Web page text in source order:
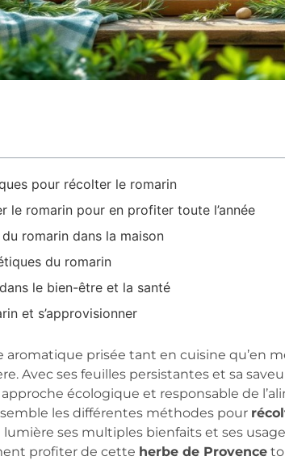
pour récolter le romarin
le romarin pour en profiter toute l’année
romarin dans la maison
du romarin
le bien-être et la santé
et s’approvisionner
aromatique prisée tant en cuisine qu’en
Avec ses feuilles persistantes et sa
écologique et responsable de
les différentes méthodes pour
ses multiples bienfaits et ses
profiter de cette herbe de Provence